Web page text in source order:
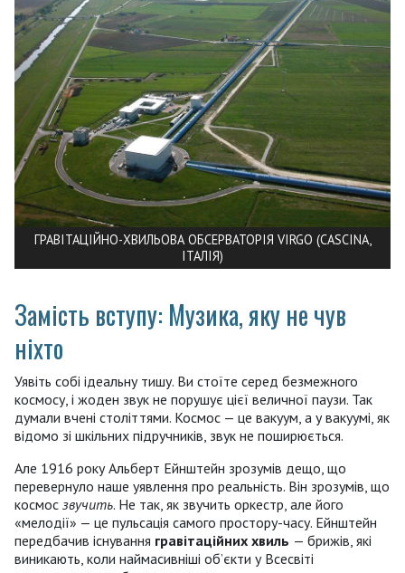
ГРАВІТАЦІЙНО-ХВИЛЬОВА ОБСЕРВАТОРІЯ VIRGO (CASCINA,
ІТАЛІЯ)
Замість вступу: Музика, яку не чув
ніхто
Уявіть собі ідеальну тишу. Ви стоїте серед безмежного
космосу, і жоден звук не порушує цієї величної паузи. Так
думали вчені століттями. Космос — це вакуум, а у вакуумі, як
відомо зі шкільних підручників, звук не поширюється.
Але 1916 року Альберт Ейнштейн зрозумів дещо, що
перевернуло наше уявлення про реальність. Він зрозумів, що
космос звучить. Не так, як звучить оркестр, але його
«мелодії» — це пульсація самого простору-часу. Ейнштейн
передбачив існування гравітаційних хвиль — брижів, які
виникають, коли наймасивніші об’єкти у Всесвіті